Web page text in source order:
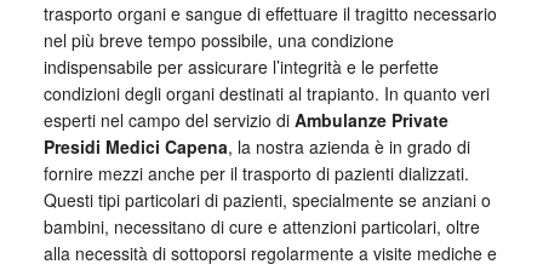
trasporto organi e sangue di effettuare il tragitto necessario
nel più breve tempo possibile, una condizione
indispensabile per assicurare l’integrità e le perfette
condizioni degli organi destinati al trapianto. In quanto veri
esperti nel campo del servizio di Ambulanze Private
Presidi Medici Capena, la nostra azienda è in grado di
fornire mezzi anche per il trasporto di pazienti dializzati.
Questi tipi particolari di pazienti, specialmente se anziani o
bambini, necessitano di cure e attenzioni particolari, oltre
alla necessità di sottoporsi regolarmente a visite mediche e